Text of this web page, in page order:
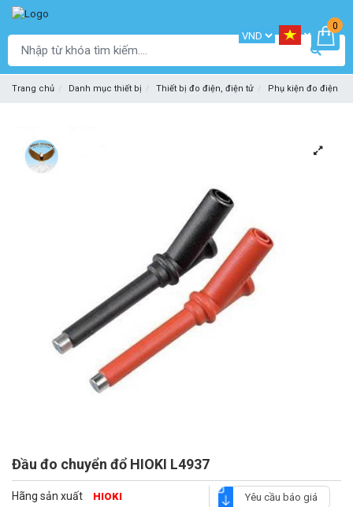
0
Trang chủ Danh mục thiết bị Thiết bị đo điện, điện tử Phụ kiện đo điện
Đầu đo chuyển đổ HIOKI L4937
Hãng sản xuất HIOKI Yêu cầu báo giá